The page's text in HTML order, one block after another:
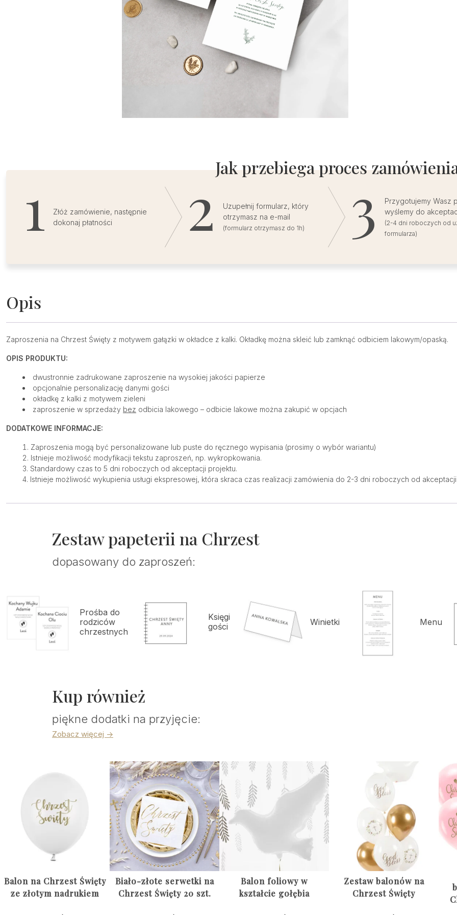
Jak przebiega proces
Złóż zamówienie, następnie
dokonaj płatności
Uzupełnij formularz, który
otrzymasz na e-mail
(formularz otrzymasz do 1h)
Przygotujemy Wasz
wyślemy do
(2-4 dni roboczych od
formularza)
Opis
Zaproszenia na Chrzest Święty z motywem gałązki w okładce z kalki. Okładkę można skleić lub zamknąć odbiciem lakowym/opaską.
OPIS PRODUKTU:
dwustronnie zadrukowane zaproszenie na wysokiej jakości papierze
opcjonalnie personalizację danymi gości
okładkę z kalki z motywem zieleni
zaproszenie w sprzedaży bez odbicia lakowego – odbicie lakowe można zakupić w opcjach
DODATKOWE INFORMACJE:
Zaproszenia mogą być personalizowane lub puste do ręcznego wypisania (prosimy o wybór wariantu)
Istnieje możliwość modyfikacji tekstu zaproszeń, np. wykropkowania.
Standardowy czas to 5 dni roboczych od akceptacji projektu.
Istnieje możliwość wykupienia usługi ekspresowej, która skraca czas realizacji zamówienia do 2-3 dni roboczych od
Zestaw papeterii na Chrzest
dopasowany do zaproszeń:
Prośba do
rodziców
chrzestnych
Księgi
gości
Winietki Menu
Kup również
piękne dodatki na przyjęcie:
Zobacz więcej ->
Balon na Chrzest Święty
ze złotym nadrukiem
Biało-złote serwetki na
Chrzest Święty 20 szt.
Balon foliowy w
kształcie gołębia
Zestaw balonów na
Chrzest Święty